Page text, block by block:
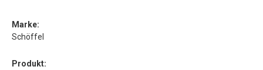
Marke:
Schöffel
Produkt: